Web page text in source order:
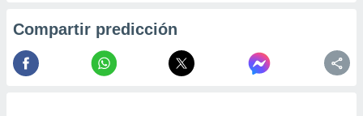
Compartir predicción